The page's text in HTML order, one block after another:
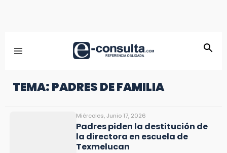
TEMA: PADRES DE FAMILIA
Miércoles, Junio 17, 2026
Padres piden la destitución de
la directora en escuela de
Texmelucan